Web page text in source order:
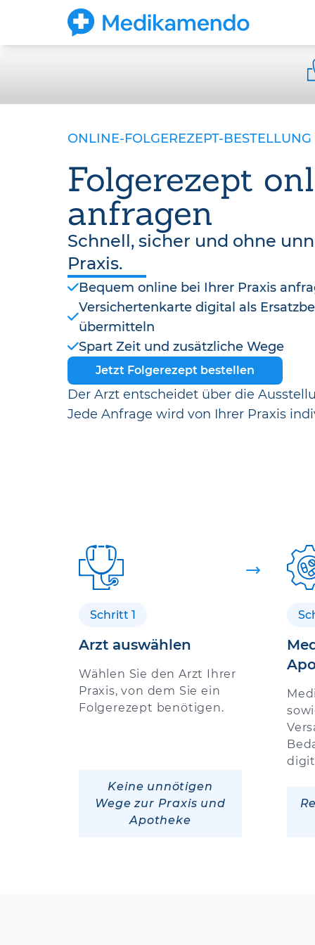
ONLINE-FOLGEREZEPT-BESTELLUNG
Folgerezept
anfragen
Schnell, sicher und ohne
Praxis.
Bequem online bei Ihrer Praxis
Versichertenkarte digital als
übermitteln
Spart Zeit und zusätzliche Wege
Jetzt Folgerezept bestellen
Der Arzt entscheidet über die
Jede Anfrage wird von Ihrer Praxis
Schritt 1
Arzt auswählen
Wählen Sie den Arzt Ihrer
Praxis, von dem Sie ein
Folgerezept benötigen.
Keine unnötigen
Wege zur Praxis und
Apotheke